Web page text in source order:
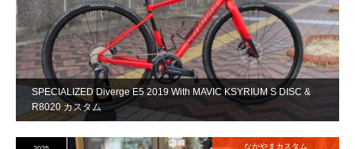
SPECIALIZED Diverge E5 2019 With MAVIC KSYRIUM S DISC &
R8020 カスタム
なかやまカスタム